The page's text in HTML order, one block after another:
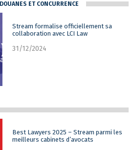
ET CONCURRENCE
Stream formalise officiellement sa
collaboration avec LCI Law
31/12/2024
Best Lawyers 2025 – Stream parmi les
meilleurs cabinets d’avocats